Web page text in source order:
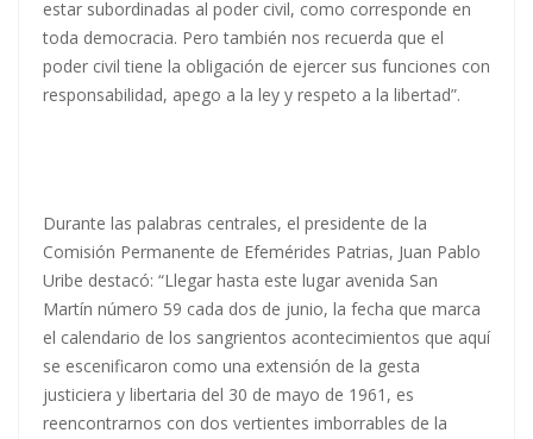
estar subordinadas al poder civil, como corresponde en
toda democracia. Pero también nos recuerda que el
poder civil tiene la obligación de ejercer sus funciones con
responsabilidad, apego a la ley y respeto a la libertad”.
Durante las palabras centrales, el presidente de la
Comisión Permanente de Efemérides Patrias, Juan Pablo
Uribe destacó: “Llegar hasta este lugar avenida San
Martín número 59 cada dos de junio, la fecha que marca
el calendario de los sangrientos acontecimientos que aquí
se escenificaron como una extensión de la gesta
justiciera y libertaria del 30 de mayo de 1961, es
reencontrarnos con dos vertientes imborrables de la